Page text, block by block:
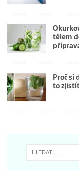
tělem
Proč si
to